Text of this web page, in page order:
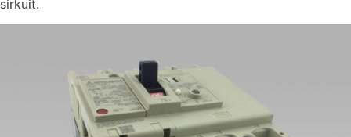
sirkuit.